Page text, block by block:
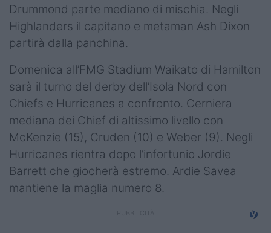
Drummond parte mediano di mischia. Negli
Highlanders il capitano e metaman Ash Dixon
partirà dalla panchina.
Domenica all’FMG Stadium Waikato di Hamilton
sarà il turno del derby dell’Isola Nord con
Chiefs e Hurricanes a confronto. Cerniera
mediana dei Chief di altissimo livello con
McKenzie (15), Cruden (10) e Weber (9). Negli
Hurricanes rientra dopo l’infortunio Jordie
Barrett che giocherà estremo. Ardie Savea
mantiene la maglia numero 8.